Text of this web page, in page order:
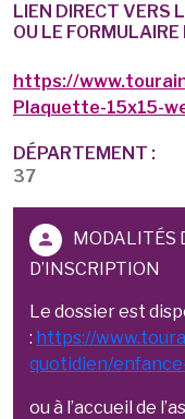
LIEN DIRECT VERS
OU LE
https://
Plaquette-15x15-
DÉPARTEMENT :
37
MODALITÉS
D’INSCRIPTION
Le dossier est
: https://
quotidien/
ou à l’accueil de